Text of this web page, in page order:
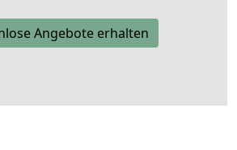
Angebote erhalten